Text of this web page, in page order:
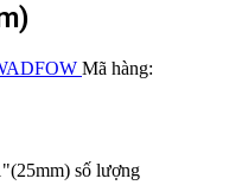
Mã hàng:
số lượng